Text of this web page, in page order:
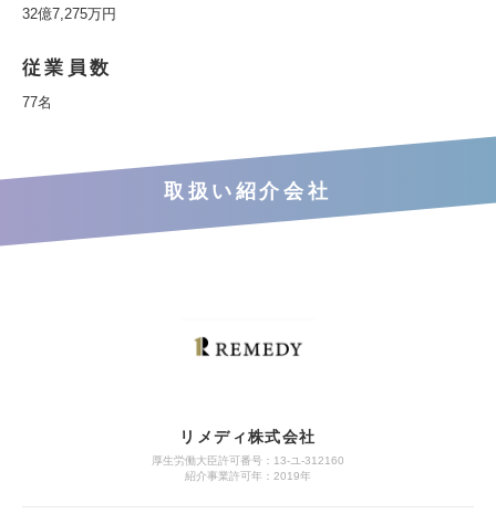
32億7,275万円
従業員数
77名
取扱い紹介会社
リメディ株式会社
厚生労働大臣許可番号：13-ユ-312160
紹介事業許可年：2019年